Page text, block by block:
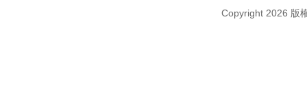
Copyright 2026 版